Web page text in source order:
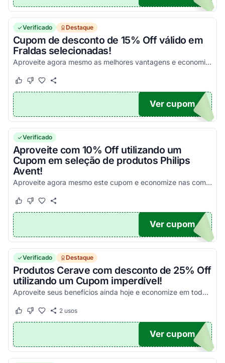
Verificado Destaque
Cupom de desconto de 15% Off válido em
Fraldas selecionadas!
Aproveite agora mesmo as melhores vantagens e economize nas suas compras de uma forma simples!
Este cupom funcionou
Este cupom não funcionou
A15
Ver cupom
Verificado
Aproveite com 10% Off utilizando um
Cupom em seleção de produtos Philips
Avent!
Aproveite agora mesmo este cupom e economize nas compras desta seleção!
Este cupom funcionou
Este cupom não funcionou
10
Ver cupom
Verificado Destaque
Produtos Cerave com desconto de 25% Off
utilizando um Cupom imperdível!
Aproveite seus benefícios ainda hoje e economize em todas as suas compras da melhor maneira possível!
Este cupom funcionou
Este cupom não funcionou
2usos
25
Ver cupom